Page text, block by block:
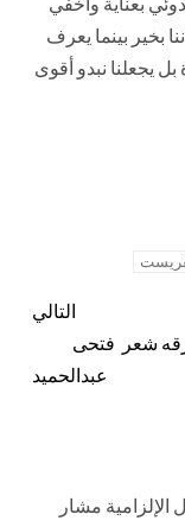
بخير بينما يعرف
يجعلنا نبدو أقوى
التالي
شعر فتحى
عبدالحميد
الإلزامية مشار